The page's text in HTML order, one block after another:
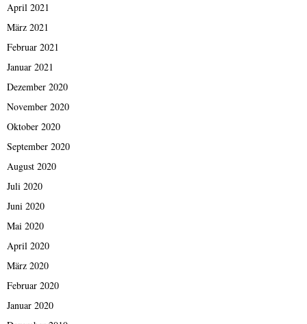
April 2021
März 2021
Februar 2021
Januar 2021
Dezember 2020
November 2020
Oktober 2020
September 2020
August 2020
Juli 2020
Juni 2020
Mai 2020
April 2020
März 2020
Februar 2020
Januar 2020